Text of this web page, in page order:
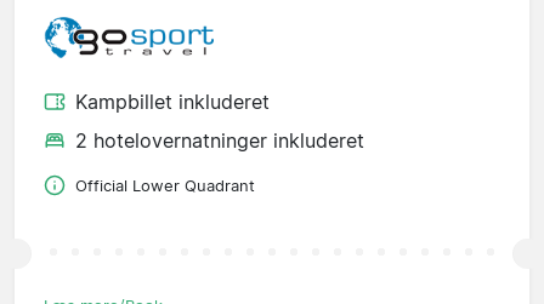
Kampbillet inkluderet
2 hotelovernatninger inkluderet
Official Lower Quadrant